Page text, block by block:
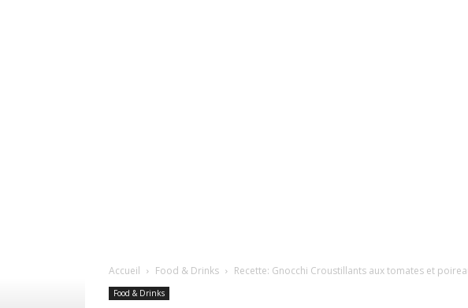
Accueil Food & Drinks Recette: Gnocchi Croustillants aux tomates et
Food & Drinks